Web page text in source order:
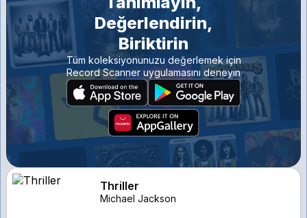
Değerlendirin,
Biriktirin
Tüm koleksiyonunuzu değerlemek için
Record Scanner uygulamasını deneyin
Thriller
Michael Jackson